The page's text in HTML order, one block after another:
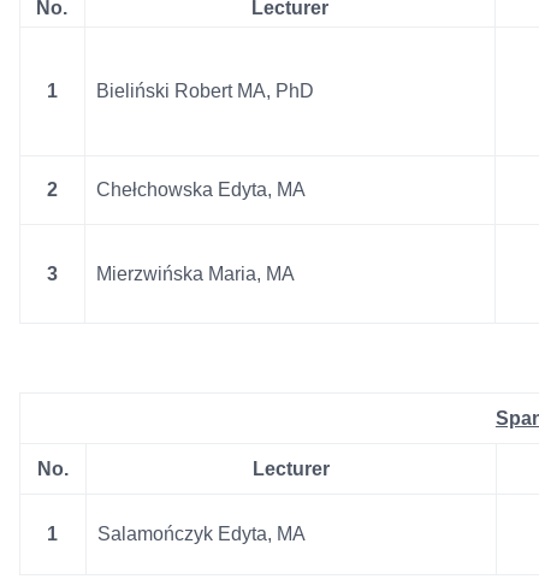
No.
Lecturer
1 Bieliński Robert MA, PhD
2 Chełchowska Edyta, MA
3 Mierzwińska Maria, MA
No. Lecturer
1 Salamończyk Edyta, MA